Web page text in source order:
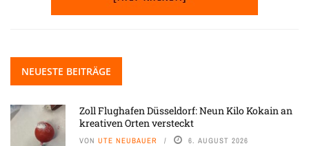
NEUESTE BEITRÄGE
Zoll Flughafen Düsseldorf: Neun Kilo Kokain an
kreativen Orten versteckt
VON UTE NEUBAUER 6. AUGUST 2026